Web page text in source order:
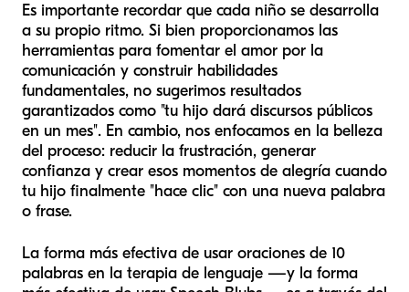
Es importante recordar que cada niño se desarrolla
a su propio ritmo. Si bien proporcionamos las
herramientas para fomentar el amor por la
comunicación y construir habilidades
fundamentales, no sugerimos resultados
garantizados como "tu hijo dará discursos públicos
en un mes". En cambio, nos enfocamos en la belleza
del proceso: reducir la frustración, generar
confianza y crear esos momentos de alegría cuando
tu hijo finalmente "hace clic" con una nueva palabra
o frase.
La forma más efectiva de usar oraciones de 10
palabras en la terapia de lenguaje —y la forma